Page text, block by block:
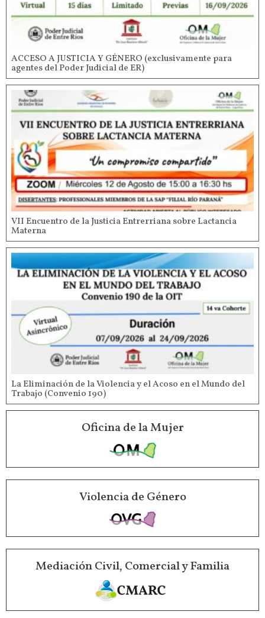
ACCESO A JUSTICIA Y GÉNERO (exclusivamente para
agentes del Poder Judicial de ER)
VII Encuentro de la Justicia Entrerriana sobre Lactancia
Materna
La Eliminación de la Violencia y el Acoso en el Mundo del
Trabajo (Convenio 190)
Oficina de la Mujer
Violencia de Género
Mediación Civil, Comercial y Familia